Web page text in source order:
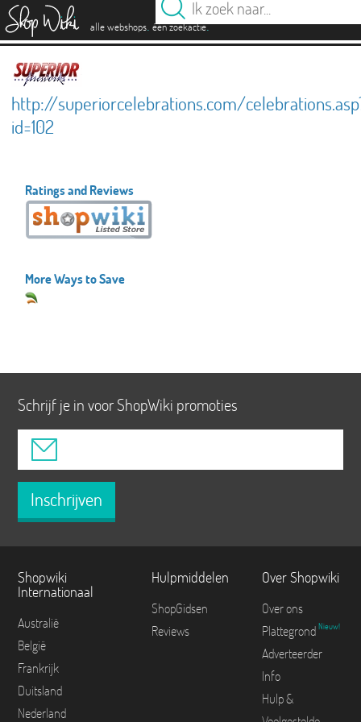
alle webshops. één zoekactie.
http://superiorcelebrations.com/
id=102
Ratings and Reviews
More Ways to Save
Schrijf je in voor ShopWiki promoties
Inschrijven
Shopwiki
Internationaal
Australië
België
Frankrijk
Duitsland
Nederland
Hulpmiddelen
ShopGidsen
Reviews
Over Shopwiki
Over ons
Plattegrond Nieuw!
Adverteerder
Info
Hulp &